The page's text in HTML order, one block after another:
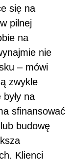
się na
pilnej
na
nie
– mówi
zwykle
na
sfinansować
budowę
Klienci